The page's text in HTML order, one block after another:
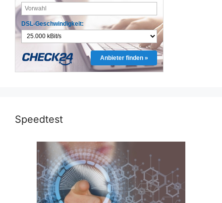
DSL-Geschwindigkeit:
Anbieter finden »
Speedtest